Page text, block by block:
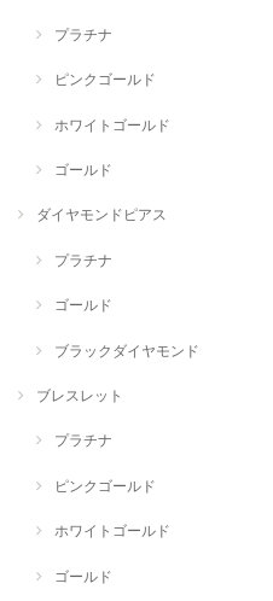
プラチナ
ピンクゴールド
ホワイトゴールド
ゴールド
ダイヤモンドピアス
プラチナ
ゴールド
ブラックダイヤモンド
ブレスレット
プラチナ
ピンクゴールド
ホワイトゴールド
ゴールド